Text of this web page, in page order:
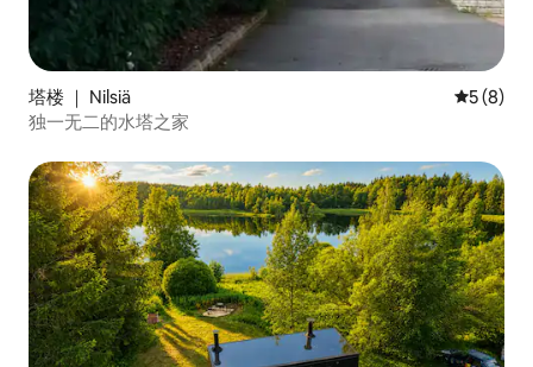
塔楼 ｜ Nilsiä 平均评分
5 (8)
独一无二的水塔之家